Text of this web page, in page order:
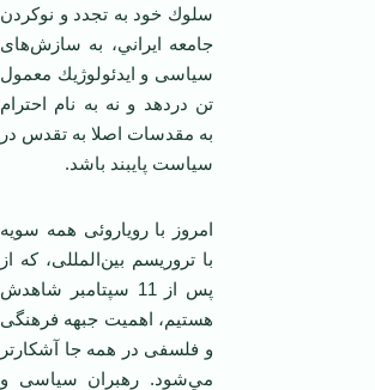
سلوك خود به تجدد و نوكردن
جامعه ايراني، به سازش‌های
سياسی و ايدئولوژيك معمول
تن دردهد و نه به نام احترام
به مقدسات اصلا به تقدس در
سياست پايبند باشد.
امروز با روياروئی همه سويه
با تروريسم بين‌المللی، كه از
پس از 11 سپتامبر شاهدش
هستيم، اهميت جبهه فرهنگی
و فلسفی در همه جا آشكارتر
مي‌شود. رهبران سياسی و